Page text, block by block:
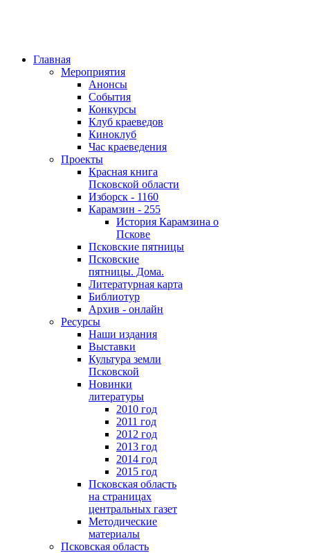
Главная
Мероприятия
Анонсы
События
Конкурсы
Клуб краеведов
Киноклуб
Час краеведения
Проекты
Красная книга
Псковской области
Изборск - 1160
Карамзин - 255
История Карамзина о
Пскове
Псковские пятницы
Псковские
пятницы. Дома.
Литературная карта
Библиотур
Архив - онлайн
Ресурсы
Наши издания
Выставки
Культура земли
Псковской
Новинки
литературы
2010 год
2011 год
2012 год
2013 год
2014 год
2015 год
Псковская область
на страницах
центральных газет
Методические
материалы
Псковская область